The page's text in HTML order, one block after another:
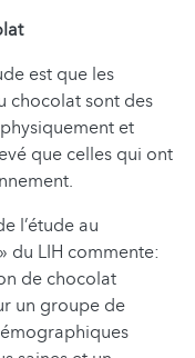
est que les
chocolat sont des
et
que celles qui ont
l’étude au
du LIH commente:
de chocolat
un groupe de